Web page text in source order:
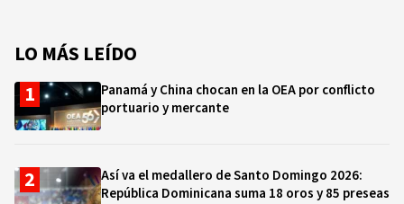
LO MÁS LEÍDO
Panamá y China chocan en la OEA por conflicto
portuario y mercante
Así va el medallero de Santo Domingo 2026:
República Dominicana suma 18 oros y 85 preseas